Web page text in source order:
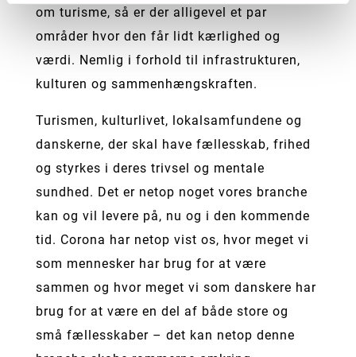
om turisme, så er der alligevel et par
områder hvor den får lidt kærlighed og
værdi. Nemlig i forhold til infrastrukturen,
kulturen og sammenhængskraften.
Turismen, kulturlivet, lokalsamfundene og
danskerne, der skal have fællesskab, frihed
og styrkes i deres trivsel og mentale
sundhed. Det er netop noget vores branche
kan og vil levere på, nu og i den kommende
tid. Corona har netop vist os, hvor meget vi
som mennesker har brug for at være
sammen og hvor meget vi som danskere har
brug for at være en del af både store og
små fællesskaber – det kan netop denne